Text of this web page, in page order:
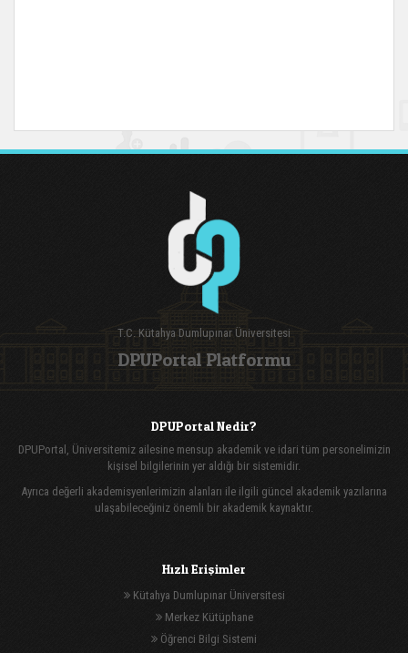
T.C. Kütahya Dumlupınar Üniversitesi
DPUPortal Platformu
DPUPortal Nedir?
DPUPortal, Üniversitemiz ailesine mensup akademik ve idari tüm personelimizin
kişisel bilgilerinin yer aldığı bir sistemidir.
Ayrıca değerli akademisyenlerimizin alanları ile ilgili güncel akademik yazılarına
ulaşabileceğiniz önemli bir akademik kaynaktır.
Hızlı Erişimler
Kütahya Dumlupınar Üniversitesi
Merkez Kütüphane
Öğrenci Bilgi Sistemi